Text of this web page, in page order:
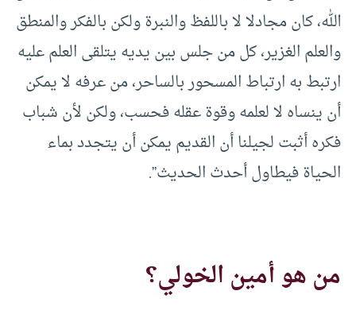
الله، كان مجادلا لا باللفظ والنبرة ولكن بالفكر والمنطق
والعلم الغزير، كل من جلس بين يديه يتلقى العلم عليه
ارتبط به ارتباط المسحور بالساحر، من عرفه لا يمكن
أن ينساه لا لعلمه وقوة عقله فحسب، ولكن لأن شباب
فكره أثبت لجيلنا أن القديم يمكن أن يتجدد بماء
الحياة فيطاول أحدث الحديث”.
من هو أمين الخولي؟